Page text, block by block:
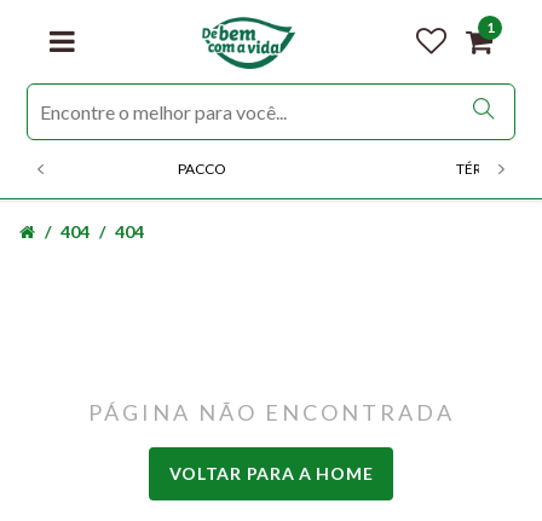
1
PACCO TÉRMICOS
404 404
PÁGINA NÃO ENCONTRADA
VOLTAR PARA A HOME